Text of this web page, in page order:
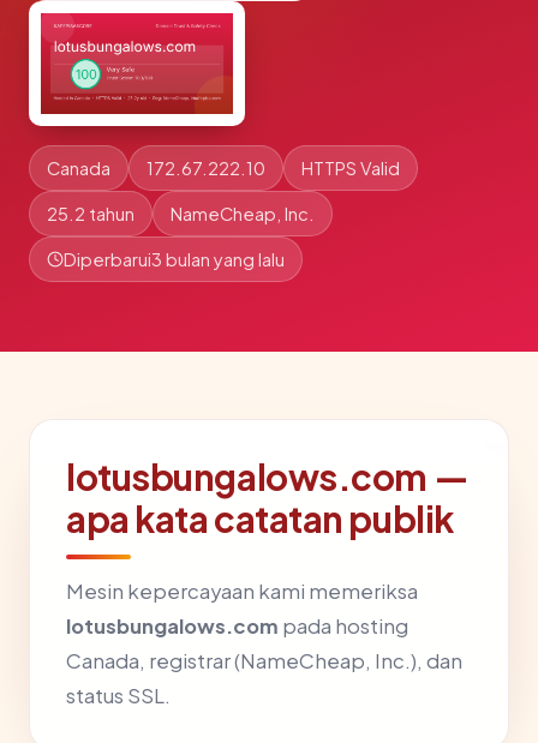
Canada 172.67.222.10 HTTPS Valid
25.2 tahun NameCheap, Inc.
Diperbarui3 bulan yang lalu
lotusbungalows.com —
apa kata catatan publik
Mesin kepercayaan kami memeriksa
lotusbungalows.com pada hosting
Canada, registrar (NameCheap, Inc.), dan
status SSL.